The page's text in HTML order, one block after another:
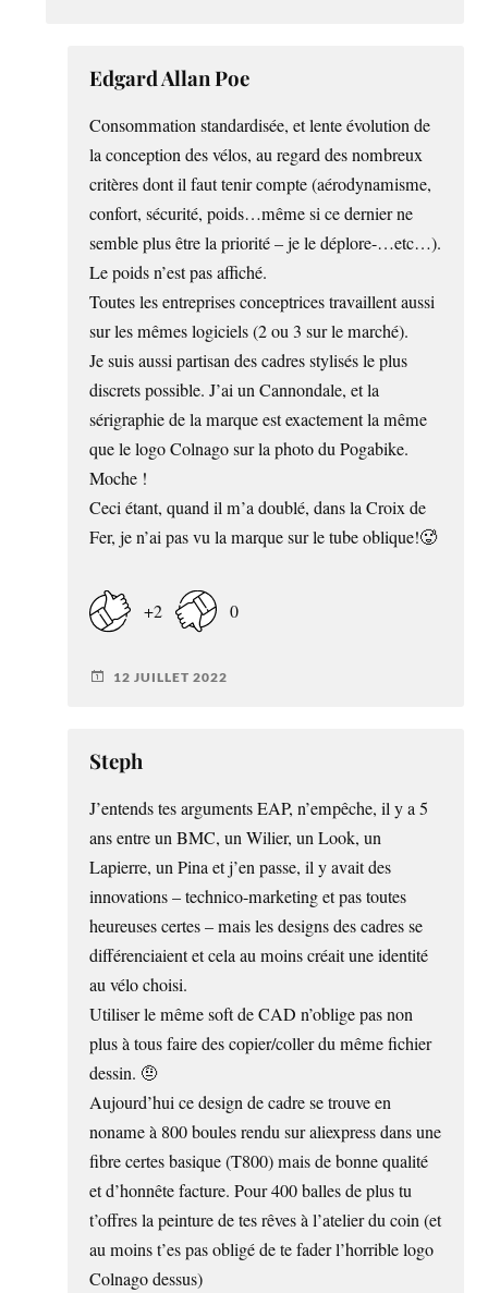
Edgard Allan Poe
Consommation standardisée, et lente évolution de
la conception des vélos, au regard des nombreux
critères dont il faut tenir compte (aérodynamisme,
confort, sécurité, poids…même si ce dernier ne
semble plus être la priorité – je le déplore-…etc…).
Le poids n’est pas affiché.
Toutes les entreprises conceptrices travaillent aussi
sur les mêmes logiciels (2 ou 3 sur le marché).
Je suis aussi partisan des cadres stylisés le plus
discrets possible. J’ai un Cannondale, et la
sérigraphie de la marque est exactement la même
que le logo Colnago sur la photo du Pogabike.
Moche !
Ceci étant, quand il m’a doublé, dans la Croix de
Fer, je n’ai pas vu la marque sur le tube oblique!🥵
+2 0
12 JUILLET 2022
Steph
J’entends tes arguments EAP, n’empêche, il y a 5
ans entre un BMC, un Wilier, un Look, un
Lapierre, un Pina et j’en passe, il y avait des
innovations – technico-marketing et pas toutes
heureuses certes – mais les designs des cadres se
différenciaient et cela au moins créait une identité
au vélo choisi.
Utiliser le même soft de CAD n’oblige pas non
plus à tous faire des copier/coller du même fichier
dessin. 🤨
Aujourd’hui ce design de cadre se trouve en
noname à 800 boules rendu sur aliexpress dans une
fibre certes basique (T800) mais de bonne qualité
et d’honnête facture. Pour 400 balles de plus tu
t’offres la peinture de tes rêves à l’atelier du coin (et
au moins t’es pas obligé de te fader l’horrible logo
Colnago dessus)